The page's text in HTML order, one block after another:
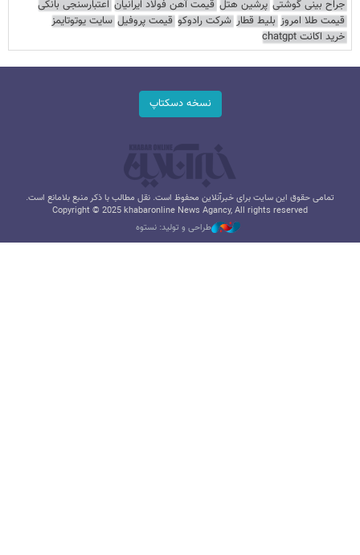
جراح بینی گوشتی پرشین هتل قیمت آهن فولاد ایرانیان اعتبارسنجی بانکی
قیمت طلا امروز بلیط قطار شرکت رادوکو قیمت پروفیل سایت یوتوتایمز
خرید اکانت chatgpt
نسخه دسکتاپ
تمامی حقوق این سایت برای خبرآنلاین محفوظ است. نقل مطالب با ذکر منبع بلامانع است.
Copyright © 2025 khabaronline News Agancy, All rights reserved
طراحی و تولید: نستوه